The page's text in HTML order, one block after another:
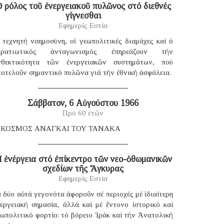
τοῦ ἐνεργειακοῦ πυλῶνος στό διεθνές
γίγνεσθαι
Εφημερίς Εστία
νοημοσύνη, οἱ γεωπολιτικές διαμάχες καί ὁ
ἀνταγωνισμός ἐπηρεάζουν τήν
τῶν ἐνεργειακῶν συστημάτων, πού
σημαντικό πυλῶνα γιά τήν ἐθνική ἀσφάλεια.
Σάββατον, 6 Αὐγούστου 1966
Πρό 60 ἐτῶν
ΑΝΑΓΚΑΙ ΤΟΥ ΤΑΝΑΚΑ
στό ἐπίκεντρο τῶν νεο-ὀθωμανικῶν
σχεδίων τῆς Ἄγκυρας
Εφημερίς Εστία
δύο αὐτά γεγονότα ἀφοροῦν σέ περιοχές μέ ἰδιαίτερη
σημασία, ἀλλά καί μέ ἔντονο ἱστορικό καί
φορτίο: τό βόρειο Ἰράκ καί τήν Ἀνατολική